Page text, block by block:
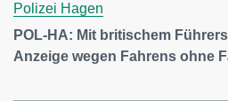
Polizei Hagen
POL-HA: Mit britischem
Anzeige wegen Fahrens ohne